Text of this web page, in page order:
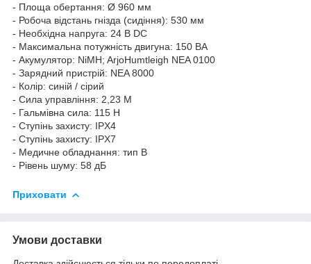
- Площа обертання: Ø 960 мм
- Робоча відстань гнізда (сидіння): 530 мм
- Необхідна напруга: 24 В DC
- Максимальна потужність двигуна: 150 ВА
- Акумулятор: NiMH; ArjoHumtleigh NEA 0100
- Зарядний пристрій: NEA 8000
- Колір: синій / сірий
- Сила управління: 2,23 М
- Гальмівна сила: 115 Н
- Ступінь захисту: IPX4
- Ступінь захисту: IPX7
- Медичне обладнання: тип B
- Рівень шуму: 58 дБ
Приховати
Умови доставки